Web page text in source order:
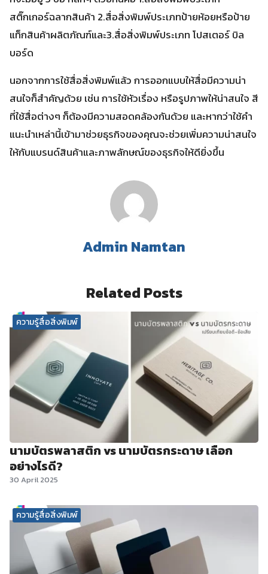
สติ๊กเกอร์ฉลากสินค้า 2.สื่อสิ่งพิมพ์ประเภทป้ายห้อยหรือป้าย
แท็กสินค้าผลิตภัณฑ์และ3.สื่อสิ่งพิมพ์ประเภท โปสเตอร์ บิล
บอร์ด
นอกจากการใช้สื่อสิ่งพิมพ์แล้ว การออกแบบให้สื่อมีความน่า
สนใจก็สำคัญด้วย เช่น การใช้หัวเรื่อง หรือรูปภาพให้น่าสนใจ สี
ที่ใช้สื่อต่างๆ ก็ต้องมีความสอดคล้องกันด้วย และหากว่าใช้คำ
แนะนำเหล่านี้เข้ามาช่วยธุรกิจของคุณจะช่วยเพิ่มความน่าสนใจ
ให้กับแบรนด์สินค้าและภาพลักษณ์ของธุรกิจให้ดียิ่งขึ้น
Admin Namtan
Related Posts
ความรู้สื่อสิ่งพิมพ์
นามบัตรพลาสติก vs นามบัตรกระดาษ เลือก
อย่างไรดี?
30 April 2025
ความรู้สื่อสิ่งพิมพ์